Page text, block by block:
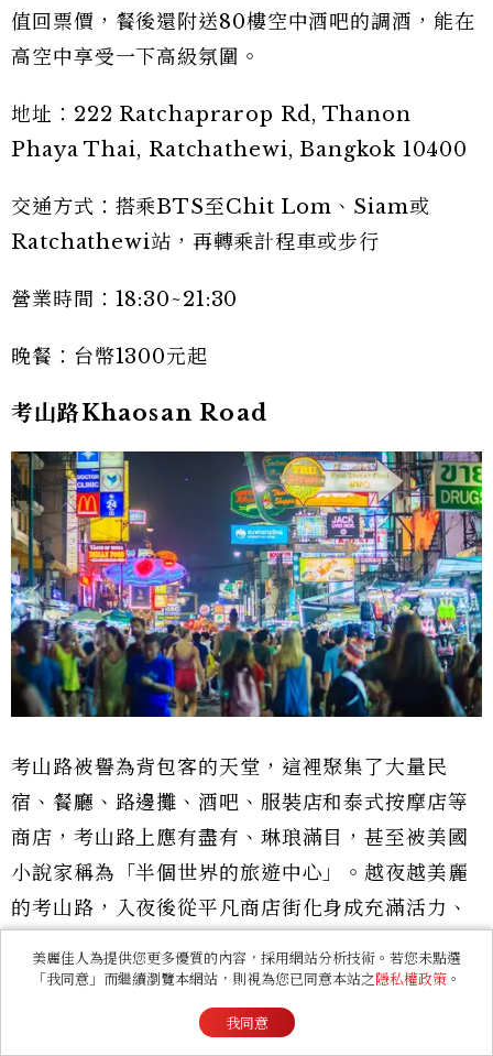
值回票價，餐後還附送80樓空中酒吧的調酒，能在
高空中享受一下高級氛圍。
地址：222 Ratchaprarop Rd, Thanon
Phaya Thai, Ratchathewi, Bangkok 10400
交通方式：搭乘BTS至Chit Lom、Siam或
Ratchathewi站，再轉乘計程車或步行
營業時間：18:30~21:30
晚餐：台幣1300元起
考山路Khaosan Road
考山路被譽為背包客的天堂，這裡聚集了大量民
宿、餐廳、路邊攤、酒吧、服裝店和泰式按摩店等
商店，考山路上應有盡有、琳琅滿目，甚至被美國
小說家稱為「半個世界的旅遊中心」。越夜越美麗
的考山路，入夜後從平凡商店街化身成充滿活力、
食都找得到，而且價格十分親切，喜歡熱鬧千萬別
美麗佳人為提供您更多優質的內容，採用網站分析技術。若您未點選
「我同意」而繼續瀏覽本網站，則視為您已同意本站之隱私權政策 。
我同意